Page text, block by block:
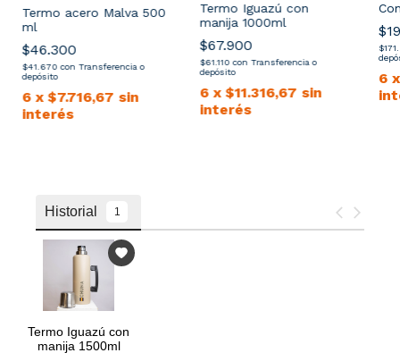
Termo acero Malva 500
ml
$46.300
$41.670con Transferencia o
depósito
6 x$7.716,67 sin
interés
Termo Iguazú con
manija 1000ml
$67.900
$61.110con Transferencia o
depósito
6 x$11.316,67 sin
interés
6